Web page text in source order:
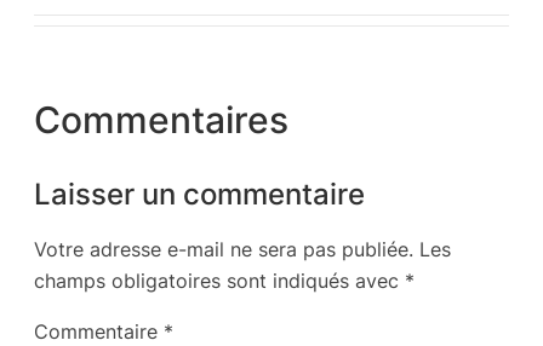
Commentaires
Laisser un commentaire
Votre adresse e-mail ne sera pas publiée. Les
champs obligatoires sont indiqués avec *
Commentaire *